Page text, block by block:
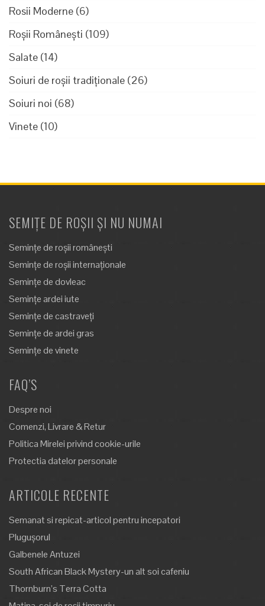
Rosii Moderne (6)
Roșii Românești (109)
Salate (14)
Soiuri de roșii tradiționale (26)
Soiuri noi (68)
Vinete (10)
SEMIȚE DE ROȘII ȘI NU NUMAI
Semințe de roșii românești
Semințe de roșii internaționale
Semințe de dovleac
Semințe ardei iute
Semințe de castraveți
Semințe de ardei gras
Semințe de vinete
FAQ’S
Despre noi
Comenzi, Livrare & Retur
Politica Mirelei privind cookie-urile
Protectia datelor personale
ARTICOLE RECENTE
Semanat si repicat-articol pentru incepatori
Plugușorul
Galbenele Antuzei
South African Black Mystery-un alt soi cafeniu
Thornburn’s Terra Cotta